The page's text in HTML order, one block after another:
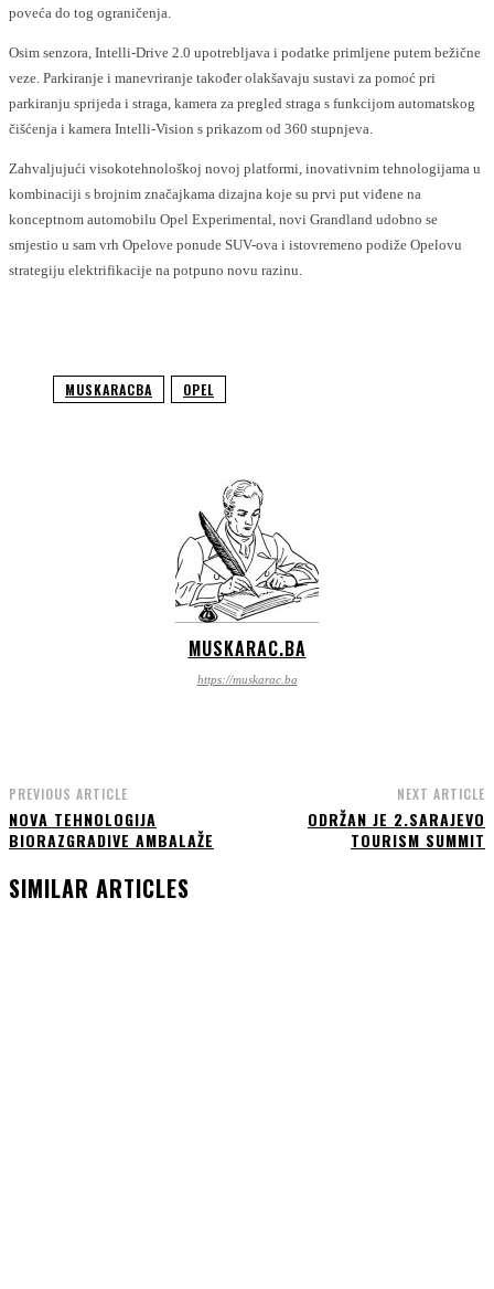
poveća do tog ograničenja.
Osim senzora, Intelli-Drive 2.0 upotrebljava i podatke primljene putem bežične
veze. Parkiranje i manevriranje također olakšavaju sustavi za pomoć pri
parkiranju sprijeda i straga, kamera za pregled straga s funkcijom automatskog
čišćenja i kamera Intelli-Vision s prikazom od 360 stupnjeva.
Zahvaljujući visokotehnološkoj novoj platformi, inovativnim tehnologijama u
kombinaciji s brojnim značajkama dizajna koje su prvi put viđene na
konceptnom automobilu Opel Experimental, novi Grandland udobno se
smjestio u sam vrh Opelove ponude SUV-ova i istovremeno podiže Opelovu
strategiju elektrifikacije na potpuno novu razinu.
MUSKARACBA OPEL
MUSKARAC.BA
https://muskarac.ba
PREVIOUS ARTICLE
NOVA TEHNOLOGIJA
BIORAZGRADIVE AMBALAŽE
NEXT ARTICLE
ODRŽAN JE 2.SARAJEVO
TOURISM SUMMIT
SIMILAR ARTICLES